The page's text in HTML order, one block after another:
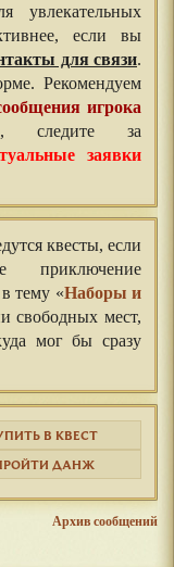
увлекательных
если вы
для связи.
Рекомендуем
игрока
следите за
заявки
квесты, если
приключение
тему «Наборы и
свободных мест,
мог бы сразу
В КВЕСТ
ДАНЖ
Архив сообщений